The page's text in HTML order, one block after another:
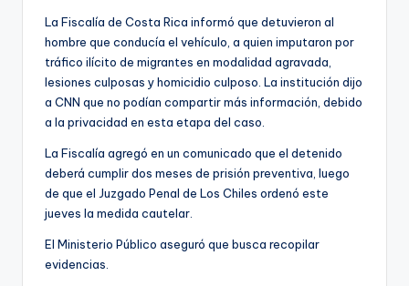
La Fiscalía de Costa Rica informó que detuvieron al
hombre que conducía el vehículo, a quien imputaron por
tráfico ilícito de migrantes en modalidad agravada,
lesiones culposas y homicidio culposo. La institución dijo
a CNN que no podían compartir más información, debido
a la privacidad en esta etapa del caso.
La Fiscalía agregó en un comunicado que el detenido
deberá cumplir dos meses de prisión preventiva, luego
de que el Juzgado Penal de Los Chiles ordenó este
jueves la medida cautelar.
El Ministerio Público aseguró que busca recopilar
evidencias.